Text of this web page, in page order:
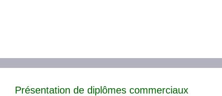
Présentation de diplômes commerciaux